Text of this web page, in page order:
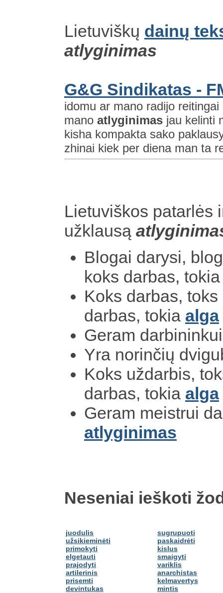
Lietuviškų dainų
atlyginimas
G&G Sindikatas -
idomu ar mano radijo
mano atlyginimas jau kelinti
kisha kompakta sako
zhinai kiek per diena man ta
Lietuviškos patarlės
užklausą
Blogai darysi,
koks darbas,
Koks darbas,
darbas, tokia alga
Geram
Yra norinčių
Koks uždarbis,
darbas, tokia alga
Geram meistrui
atlyginimas
Neseniai ieškoti
juodulis
užsikieminėti
primokyti
elgetauti
prajodyti
artilerinis
prisemti
devintukas
sugrupuoti
paskaidrėti
kislus
smaigyti
variklis
anarchistas
kelmavertys
mintis